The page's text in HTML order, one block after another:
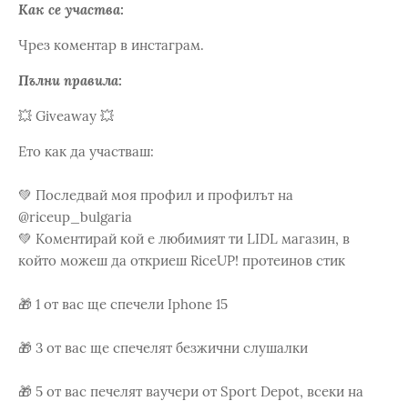
Как се участва:
Чрез коментар в инстаграм.
Пълни правила:
💥 Giveaway 💥
Ето как да участваш:
💚 Последвай моя профил и профилът на
@riceup_bulgaria
💚 Коментирай кой е любимият ти LIDL магазин, в
който можеш да откриеш RiceUP! протеинов стик
🎁 1 от вас ще спечели Iphone 15
🎁 3 от вас ще спечелят безжични слушалки
🎁 5 от вас печелят ваучери от Sport Depot, всеки на